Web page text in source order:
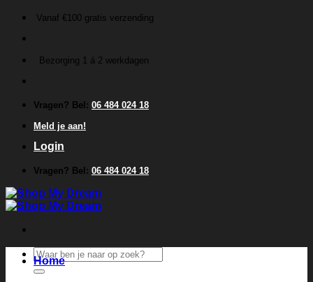
inhoud
Vanaf €100 gratis verzending
Bezorging 1 á 2 werkdagen
Vragen? Bel: 06 484 024 18
Meld je aan!
Login
Vragen? Bel: 06 484 024 18
Zoeken
naar:
Home